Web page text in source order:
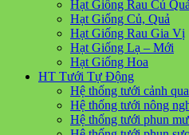
Hạt Giống Rau Củ Quả
Hạt Giống Củ, Quả
Hạt Giống Rau Gia Vị
Hạt Giống Lạ – Mới
Hạt Giống Hoa
HT Tưới Tự Động
Hệ thống tưới cảnh
Hệ thống tưới nông
Hệ thống tưới phun